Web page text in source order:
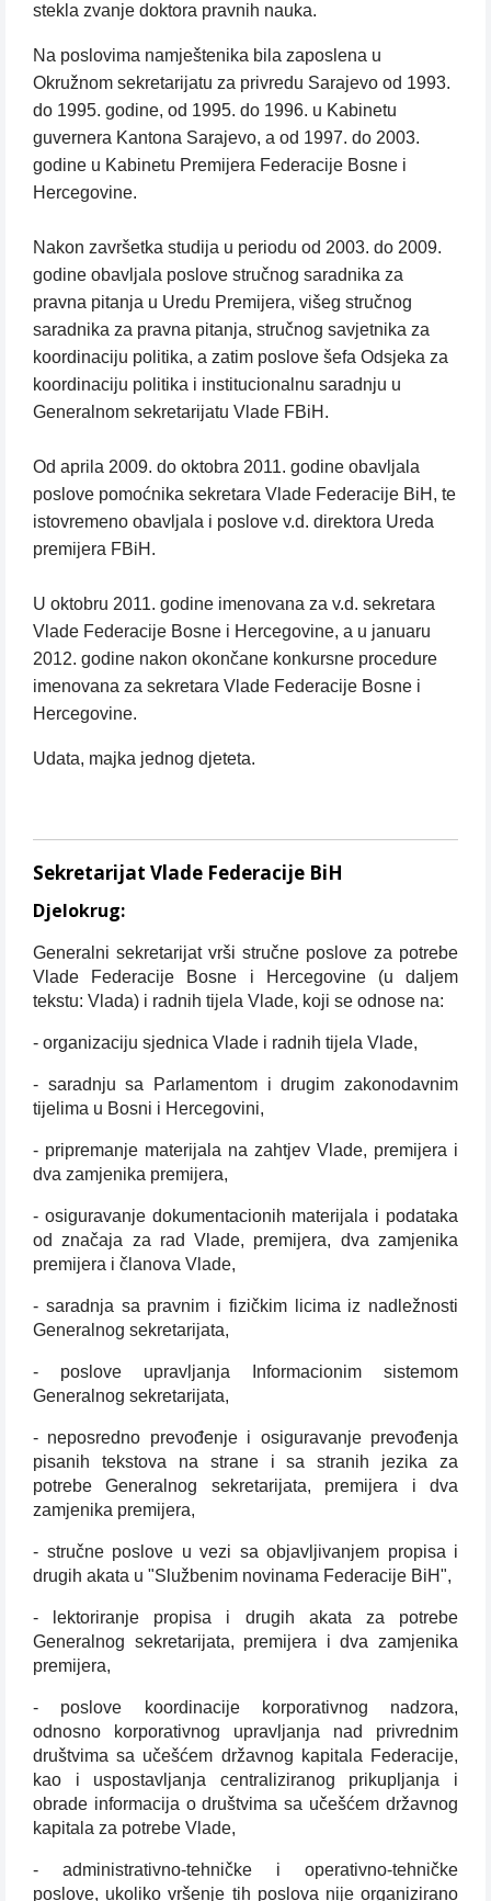
stekla zvanje doktora pravnih nauka.
Na poslovima namještenika bila zaposlena u
Okružnom sekretarijatu za privredu Sarajevo od 1993.
do 1995. godine, od 1995. do 1996. u Kabinetu
guvernera Kantona Sarajevo, a od 1997. do 2003.
godine u Kabinetu Premijera Federacije Bosne i
Hercegovine.
Nakon završetka studija u periodu od 2003. do 2009.
godine obavljala poslove stručnog saradnika za
pravna pitanja u Uredu Premijera, višeg stručnog
saradnika za pravna pitanja, stručnog savjetnika za
koordinaciju politika, a zatim poslove šefa Odsjeka za
koordinaciju politika i institucionalnu saradnju u
Generalnom sekretarijatu Vlade FBiH.
Od aprila 2009. do oktobra 2011. godine obavljala
poslove pomoćnika sekretara Vlade Federacije BiH, te
istovremeno obavljala i poslove v.d. direktora Ureda
premijera FBiH.
U oktobru 2011. godine imenovana za v.d. sekretara
Vlade Federacije Bosne i Hercegovine, a u januaru
2012. godine nakon okončane konkursne procedure
imenovana za sekretara Vlade Federacije Bosne i
Hercegovine.
Udata, majka jednog djeteta.
Sekretarijat Vlade Federacije BiH
Djelokrug:
Generalni sekretarijat vrši stručne poslove za potrebe
Vlade Federacije Bosne i Hercegovine (u daljem
tekstu: Vlada) i radnih tijela Vlade, koji se odnose na:
- organizaciju sjednica Vlade i radnih tijela Vlade,
- saradnju sa Parlamentom i drugim zakonodavnim
tijelima u Bosni i Hercegovini,
- pripremanje materijala na zahtjev Vlade, premijera i
dva zamjenika premijera,
- osiguravanje dokumentacionih materijala i podataka
od značaja za rad Vlade, premijera, dva zamjenika
premijera i članova Vlade,
- saradnja sa pravnim i fizičkim licima iz nadležnosti
Generalnog sekretarijata,
- poslove upravljanja Informacionim sistemom
Generalnog sekretarijata,
- neposredno prevođenje i osiguravanje prevođenja
pisanih tekstova na strane i sa stranih jezika za
potrebe Generalnog sekretarijata, premijera i dva
zamjenika premijera,
- stručne poslove u vezi sa objavljivanjem propisa i
drugih akata u "Službenim novinama Federacije BiH",
- lektoriranje propisa i drugih akata za potrebe
Generalnog sekretarijata, premijera i dva zamjenika
premijera,
- poslove koordinacije korporativnog nadzora,
odnosno korporativnog upravljanja nad privrednim
društvima sa učešćem državnog kapitala Federacije,
kao i uspostavljanja centraliziranog prikupljanja i
obrade informacija o društvima sa učešćem državnog
kapitala za potrebe Vlade,
- administrativno-tehničke i operativno-tehničke
poslove, ukoliko vršenje tih poslova nije organizirano